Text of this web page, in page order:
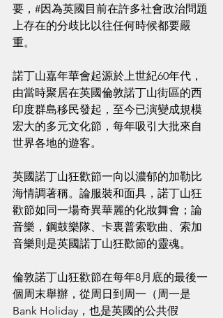
要，#因為英國目前在許多社會政治問題
上存在的分歧比以往任何時候都要嚴
重。
諾丁山嘉年華會起源於上世紀60年代，
由當時聚居在英國倫敦諾丁山街區的西
印度群島移民發起，至今已演變成規模
宏大的多元文化節，每年吸引大批來自
世界各地的遊客。
英國諾丁山狂歡節一向以濃郁的加勒比
海情調著稱。論服裝和面具，諾丁山狂
歡節如同一場奇異華麗的化妝舞會；論
音樂，鋼鼓樂隊、卡裏普索歌曲、索加
音樂則是英國諾丁山狂歡節的靈魂。
倫敦諾丁山狂歡節在每年8月底的最後一
個周末舉辦，從周日到周一（周一是
Bank Holiday，也是英國的公共假